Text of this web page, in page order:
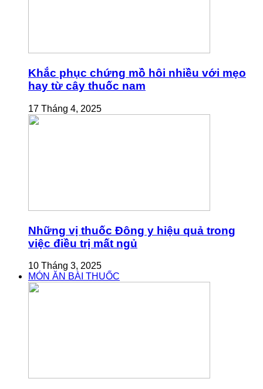
Khắc phục chứng mồ hôi nhiều với mẹo
hay từ cây thuốc nam
17 Tháng 4, 2025
Những vị thuốc Đông y hiệu quả trong
việc điều trị mất ngủ
10 Tháng 3, 2025
MÓN ĂN BÀI THUỐC